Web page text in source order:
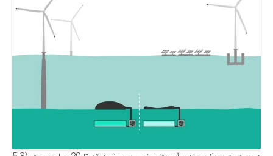
نجوم و هوا فضا
خودرو
بازی
فال